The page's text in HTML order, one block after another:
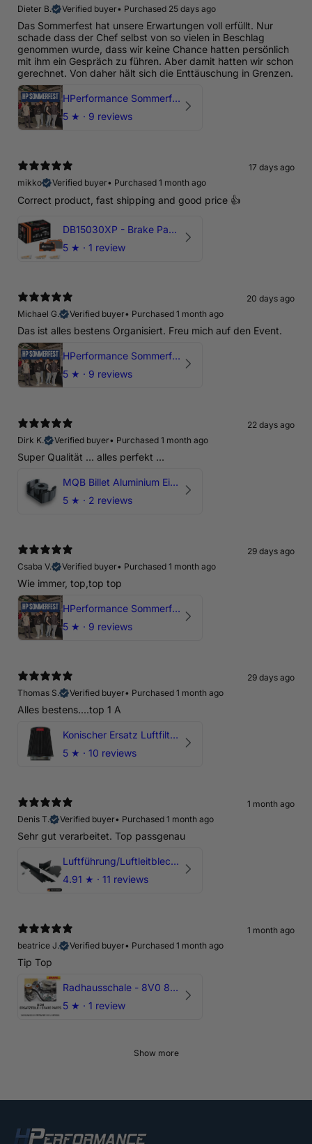
Dieter B.
Verified buyer• Purchased 25 days ago
Das Sommerfest hat unsere Erwartungen voll erfüllt. Nur
schade dass der Chef selbst von so vielen in Beschlag
genommen wurde, dass wir keine Chance hatten persönlich
mit ihm ein Gespräch zu führen. Aber damit hatten wir schon
gerechnet. Von daher hält sich die Enttäuschung in Grenzen.
HPerformance Sommerfest 2026
5 ★ · 9 reviews
17 days ago
mikko
Verified buyer• Purchased 1 month ago
Correct product, fast shipping and good price 👍
DB15030XP - Brake Pads Xtreme Performance | Front Axle
5 ★ · 1 review
20 days ago
Michael G.
Verified buyer• Purchased 1 month ago
Das ist alles bestens Organisiert. Freu mich auf den Event.
HPerformance Sommerfest 2026
5 ★ · 9 reviews
22 days ago
Dirk K.
Verified buyer• Purchased 1 month ago
Super Qualität ... alles perfekt ...
MQB Billet Aluminium Einsatz Drehmomentstütze - DOGBONE für Audi RS3, TTRS, RSQ3
5 ★ · 2 reviews
29 days ago
Csaba V.
Verified buyer• Purchased 1 month ago
Wie immer, top,top top
HPerformance Sommerfest 2026
5 ★ · 9 reviews
29 days ago
Thomas S.
Verified buyer• Purchased 1 month ago
Alles bestens....top 1 A
Konischer Ersatz Luftfilter Pilz - 4" & 5" Offene Ansaugung
5 ★ · 10 reviews
1 month ago
Denis T.
Verified buyer• Purchased 1 month ago
Sehr gut verarbeitet. Top passgenau
Luftführung/Luftleitblech 5" 125mm offene Ansaugung HPerformance
4.91 ★ · 11 reviews
1 month ago
beatrice J.
Verified buyer• Purchased 1 month ago
Tip Top
Radhausschale - 8V0 821 191 C - Original Ersatzteil für Audi RS3 Sportback
5 ★ · 1 review
Show more